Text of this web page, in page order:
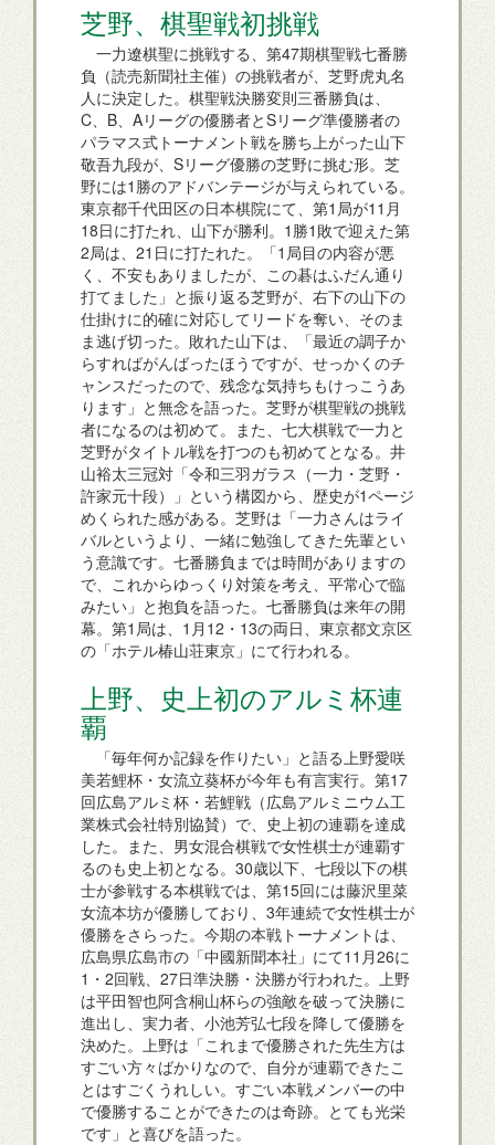
芝野、棋聖戦初挑戦
一力遼棋聖に挑戦する、第47期棋聖戦七番勝
負（読売新聞社主催）の挑戦者が、芝野虎丸名
人に決定した。棋聖戦決勝変則三番勝負は、
C、B、Aリーグの優勝者とSリーグ準優勝者の
パラマス式トーナメント戦を勝ち上がった山下
敬吾九段が、Sリーグ優勝の芝野に挑む形。芝
野には1勝のアドバンテージが与えられている。
東京都千代田区の日本棋院にて、第1局が11月
18日に打たれ、山下が勝利。1勝1敗で迎えた第
2局は、21日に打たれた。「1局目の内容が悪
く、不安もありましたが、この碁はふだん通り
打てました」と振り返る芝野が、右下の山下の
仕掛けに的確に対応してリードを奪い、そのま
ま逃げ切った。敗れた山下は、「最近の調子か
らすればがんばったほうですが、せっかくのチ
ャンスだったので、残念な気持ちもけっこうあ
ります」と無念を語った。芝野が棋聖戦の挑戦
者になるのは初めて。また、七大棋戦で一力と
芝野がタイトル戦を打つのも初めてとなる。井
山裕太三冠対「令和三羽ガラス（一力・芝野・
許家元十段）」という構図から、歴史が1ページ
めくられた感がある。芝野は「一力さんはライ
バルというより、一緒に勉強してきた先輩とい
う意識です。七番勝負までは時間がありますの
で、これからゆっくり対策を考え、平常心で臨
みたい」と抱負を語った。七番勝負は来年の開
幕。第1局は、1月12・13の両日、東京都文京区
の「ホテル椿山荘東京」にて行われる。
上野、史上初のアルミ杯連
覇
「毎年何か記録を作りたい」と語る上野愛咲
美若鯉杯・女流立葵杯が今年も有言実行。第17
回広島アルミ杯・若鯉戦（広島アルミニウム工
業株式会社特別協賛）で、史上初の連覇を達成
した。また、男女混合棋戦で女性棋士が連覇す
るのも史上初となる。30歳以下、七段以下の棋
士が参戦する本棋戦では、第15回には藤沢里菜
女流本坊が優勝しており、3年連続で女性棋士が
優勝をさらった。今期の本戦トーナメントは、
広島県広島市の「中國新聞本社」にて11月26に
1・2回戦、27日準決勝・決勝が行われた。上野
は平田智也阿含桐山杯らの強敵を破って決勝に
進出し、実力者、小池芳弘七段を降して優勝を
決めた。上野は「これまで優勝された先生方は
すごい方々ばかりなので、自分が連覇できたこ
とはすごくうれしい。すごい本戦メンバーの中
で優勝することができたのは奇跡。とても光栄
です」と喜びを語った。